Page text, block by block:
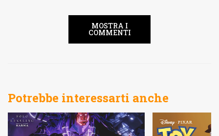
MOSTRA I
COMMENTI
Potrebbe interessarti anche